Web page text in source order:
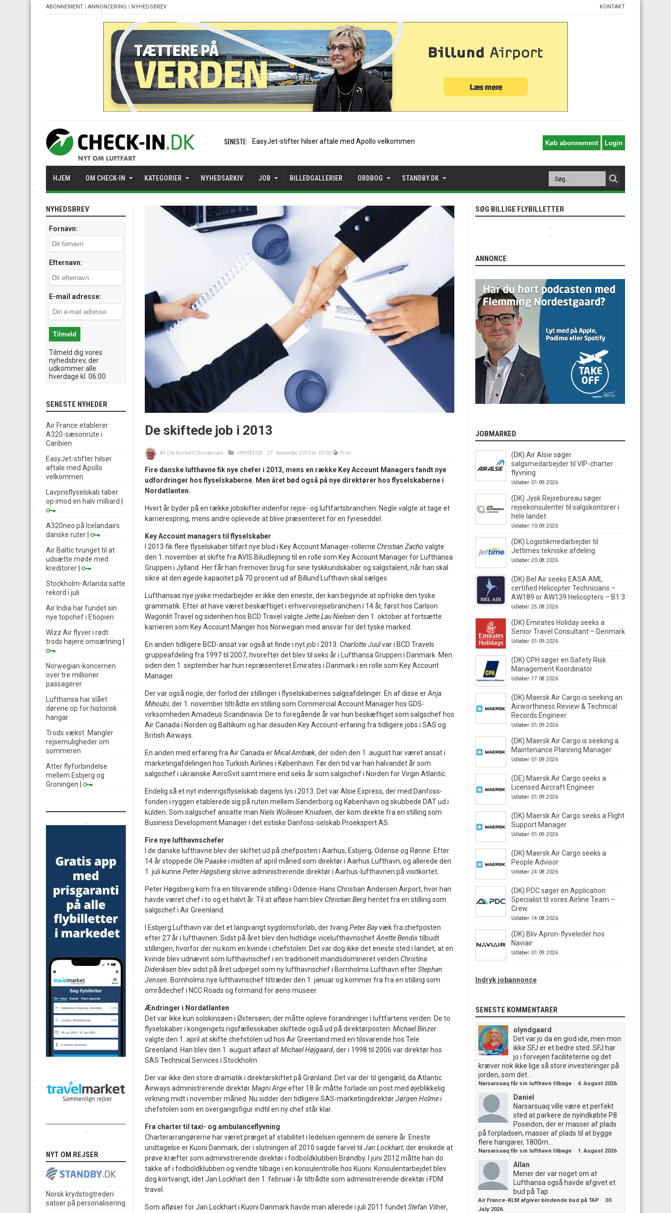
ABONNEMENT | ANNONCERING | NYHEDSBREV KONTAKT
SENESTE: Air France etablerer A320-sæs
HJEM OM CHECK-IN KATEGORIER NYHEDSARKIV JOB BILLEDGALLERIER ORDBOG STANDBY.DK
De skiftede job i 2013
Af: Ole Kirchert Christensen i NYHEDER 27. december 2013 kl. 00:00 Print
Fire danske lufthavne fik nye chefer i 2013, mens en række Key Account Managers fandt nye
udfordringer hos flyselskaberne. Men året bød også på nye direktører hos flyselskaberne i
Nordatlanten.
Hvert år byder på en række jobskifter indenfor rejse- og luftfartsbranchen. Nogle valgte at tage et
karrierespring, mens andre oplevede at blive præsenteret for en fyreseddel.
Key Account managers til flyselskaber
I 2013 fik flere flyselskaber tilført nye blod i Key Account Manager-rollerne. Christian Zacho valgte
den 1. november at skifte fra AVIS Biludlejning til en rolle som Key Account Manager for Lufthansa
Gruppen i Jylland. Her får han fremover brug for sine tyskkundskaber og salgstalent, når han skal
sikre at den øgede kapacitet på 70 procent ud af Billund Lufthavn skal sælges.
Lufthansas nye jyske medarbejder er ikke den eneste, der kan begynde at opfriske den tyske
grammatik. Efter at have været beskæftiget i erhvervsrejsebranchen i 14 år, først hos Carlson
Wagonlit Travel og sidenhen hos BCD Travel valgte Jette Lau Nielsen den 1. oktober at fortsætte
karrieren som Key Account Manger hos Norwegian med ansvar for det tyske marked.
En anden tidligere BCD-ansat var også at finde i nyt job i 2013. Charlotte Juulvar i BCD Travels
gruppeafdeling fra 1997 til 2007, hvorefter det blev til seks år i Lufthansa Gruppen i Danmark. Men
siden den 1. september har hun repræsenteret Emirates i Danmark i en rolle som Key Account
Manager.
Der var også nogle, der forlod der stillinger i flyselskabernes salgsafdelinger. En af disse erAnja
Mihoubi, der 1. november tiltrådte en stilling som Commercial Account Manager hos GDS-
virksomheden Amadeus Scandinavia. De to foregående år var hun beskæftiget som salgschef hos
Air Canada i Norden og Baltikum og har desuden Key Account-erfaring fra tidligere jobs i SAS og
British Airways.
En anden med erfaring fra Air Canada erMical Ambæk, der siden den 1. august har været ansat i
marketingafdelingen hos Turkish Airlines i København. Før den tid var han halvandet år som
salgschef i ukrainske AeroSvit samt mere end seks år som salgschef i Norden for Virgin Atlantic.
Endelig så et nyt indenrigsflyselskab dagens lys i 2013. Det var Alsie Express, der med Danfoss-
fonden i ryggen etablerede sig på ruten mellem Sønderborg og København og skubbede DAT ud i
kulden. Som salgschef ansatte man Niels Wollesen Knudsen, der kom direkte fra en stilling som
Business Development Manager i det estiske Danfoss-selskab Proekspert AS.
Fire nye lufthavnschefer
I de danske lufthavne blev der skiftet ud på chefposten i Aarhus, Esbjerg, Odense og Rønne. Efter
14 år stoppede Ole Paaskei midten af april måned som direktør i Aarhus Lufthavn, og allerede den
1. juli kunne Peter Høgsbergskrive administrerende direktør i Aarhus-lufthavnen på visitkortet.
Peter Høgsberg kom fra en tilsvarende stilling i Odense-Hans Christian Andersen Airport, hvor han
havde været chef i to og et halvt år. Til at afløse ham blevChristian Berg hentet fra en stilling som
salgschef i Air Greenland.
I Esbjerg Lufthavn var det et langvarigt sygdomsforløb, der tvang Peter Bayvæk fra chefposten
efter 27 år i lufthavnen. Sidst på året blev den hidtidige vicelufthavnschefAnette Bendixtilbudt
stillingen, hvorfor der nu kom en kvinde i chefstolen. Det var dog ikke det eneste sted i landet, at en
kvinde blev udnævnt som lufthavnschef i en traditionelt mandsdomineret verden. Christina
Dideriksen blev sidst på året udpeget som ny lufthavnschef i Bornholms Lufthavn efterStephan
Jensen . Bornholms nye lufthavnschef tiltræder den 1. januar og kommer fra fra en stilling som
områdechef i NCC Roads og formand for øens museer.
Ændringer i Nordatlanten
Det var ikke kun solskinsøen i Østersøen, der måtte opleve forandringer i luftfartens verden. De to
flyselskaber i kongerigets rigsfællesskaber skiftede også ud på direktørposten. Michael Binzer
valgte den 1. april at skifte chefstolen ud hos Air Greenland med en tilsvarende hos Tele
Greenland. Han blev den 1. august afløst afMichael Højgaard, der i 1998 til 2006 var direktør hos
SAS Technical Services i Stockholm.
Der var ikke den store dramatik i direktørskiftet på Grønland. Det var der til gengæld, da Atlantic
Airways administrerende direktørMagni Argeefter 18 år måtte forlade sin post med øjeblikkelig
virkning midt i november måned. Nu sidder den tidligere SAS-marketingdirektørJørgen Holmei
chefstolen som en overgangsfigur indtil en ny chef står klar.
Fra charter til taxi- og ambulanceflyvning
Charterarrangørerne har været præget af stabilitet i ledelsen igennem de senere år. Eneste
undtagelse er Kuoni Danmark, der i slutningen af 2010 sagde farvel til Jan Lockhart, der ønskede at
prøve kræfter som administrerende direktør i fodboldklubben Brøndby. I juni 2012 måtte han do
takke af i fodboldklubben og vendte tilbage i en konsulentrolle hos Kuoni. Konsulentarbejdet blev
dog kortvarigt, idet Jan Lockhart den 1. februar i år tiltrådte som administrerende direktør i FDM
travel.
Som afløser for Jan Lockhart i Kuoni Danmark havde man allerede i juli 2011 fundetStefan Vilner,
NYHEDSBREV
Fornavn:
Efternavn:
E-mail adresse:
Tilmeld dig vores
nyhedsbrev, der
udkommer alle
hverdage kl. 06:00
SENESTE NYHEDER
Air France etablerer
A320-sæsonrute i
Caribien
EasyJet-stifter hilser
aftale med Apollo
velkommen
Lavprisflyselskab taber
op imod en halv milliard
A320neo på Icelandairs
danske ruter
Air Baltic tvunget til at
udsætte møde med
kreditorer
Stockholm-Arlanda satte
rekord i juli
Air India har fundet sin
nye topchef i Etiopien
Wizz Air flyver i rødt
trods højere omsætning
Norwegian-koncernen
over tre millioner
passagerer
Lufthansa har slået
dørene op for historisk
hangar
Trods vækst: Mangler
rejsemuligheder om
sommeren
Atter flyforbindelse
mellem Esbjerg og
Groningen
NYT OM REJSER
Norsk krydstogtrederi
satser på personalisering
SØG BILLIGE FLYBILLETTER
ANNONCE
JOBMARKED
(DK) Air Alsie søger
salgsmedarbejder til VIP-charter
flyvning
Udløber: 01.09.2026
(DK) Jysk Rejsebureau søger
rejsekonsulenter til salgskontorer i
hele landet
Udløber: 10.09.2026
(DK) Logistikmedarbejder til
Jettimes tekniske afdeling
Udløber: 20.08.2026
(DK) Bel Air seeks EASA AML
certified Helicopter Technicians –
AW189 or AW139 Helicopters – B1.3
Udløber: 25.08.2026
(DK) Emirates Holiday seeks a
Senior Travel Consultant – Denmark
Udløber: 01.09.2026
(DK) CPH søger en Safety Risk
Management Koordinator
Udløber: 17.08.2026
(DK) Maersk Air Cargo is seeking an
Airworthiness Review & Technical
Records Engineer
Udløber: 01.09.2026
(DK) Maersk Air Cargo is seeking a
Maintenance Planning Manager
Udløber: 01.09.2026
(DE) Maersk Air Cargo seeks a
Licensed Aircraft Engineer
Udløber: 01.09.2026
(DK) Maersk Air Cargo seeks a Flight
Support Manager
Udløber: 01.09.2026
(DK) Maersk Air Cargo seeks a
People Advisor
Udløber: 24.08.2026
(DK) PDC søger en Application
Specialist til vores Airline Team –
Crew
Udløber: 14.08.2026
(DK) Bliv Apron-flyveleder hos
Naviair
Udløber: 01.09.2026
Indryk jobannonce
SENESTE KOMMENTARER
olyndgaard
Det var jo da en giod ide, men mon
ikke SFJ er et bedre sted..SFJ har
jo i forvejen faciliteterne og det
kræver nok ikke lige så store investeringer på
jorden, som det...
Narsarsuaq får sin lufthavn tilbage · 4. August 2026
Daniel
Narsarsuaq ville være et perfekt
sted at parkere de nyindkøbte P8
Poseidon, der er masser af plads
på forpladsen, masser af plads til at bygge
flere hangarer, 1800m...
Narsarsuaq får sin lufthavn tilbage · 1. August 2026
Allan
Mener der var noget om at
Lufthansa også havde afgivet et
bud på Tap
Air France-KLM afgiver bindende bud på TAP · 30.
July 2026